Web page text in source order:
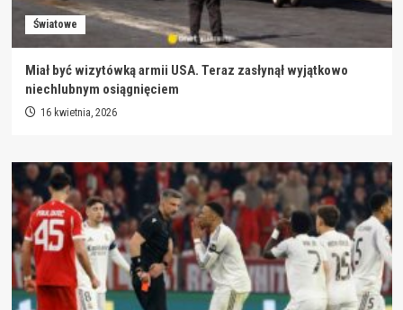
Światowe
Miał być wizytówką armii USA. Teraz zasłynął wyjątkowo
niechlubnym osiągnięciem
16 kwietnia, 2026